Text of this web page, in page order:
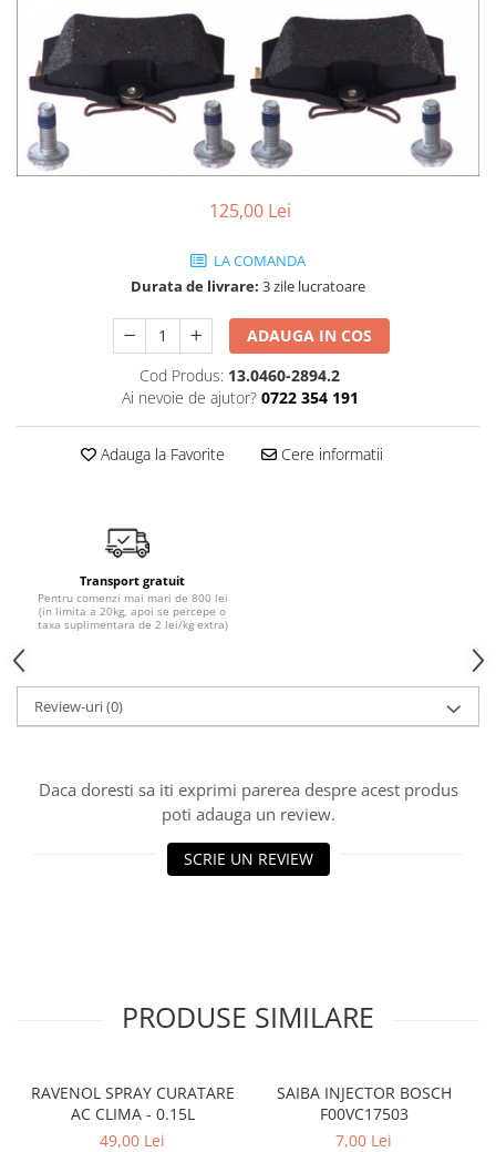
SHELL
USVO
125,00 Lei
LA COMANDA
Durata de livrare: 3 zile lucratoare
ADAUGA IN COS
Cod Produs: 13.0460-2894.2
Ai nevoie de ajutor? 0722 354 191
Adauga la Favorite Cere informatii
Transport gratuit
Pentru comenzi mai mari de 800 lei
(in limita a 20kg, apoi se percepe o
taxa suplimentara de 2 lei/kg extra)
Review-uri(0)
Daca doresti sa iti exprimi parerea despre acest produs
poti adauga un review.
SCRIE UN REVIEW
PRODUSE SIMILARE
RAVENOL SPRAY CURATARE
AC CLIMA - 0.15L
49,00 Lei
SAIBA INJECTOR BOSCH
F00VC17503
7,00 Lei